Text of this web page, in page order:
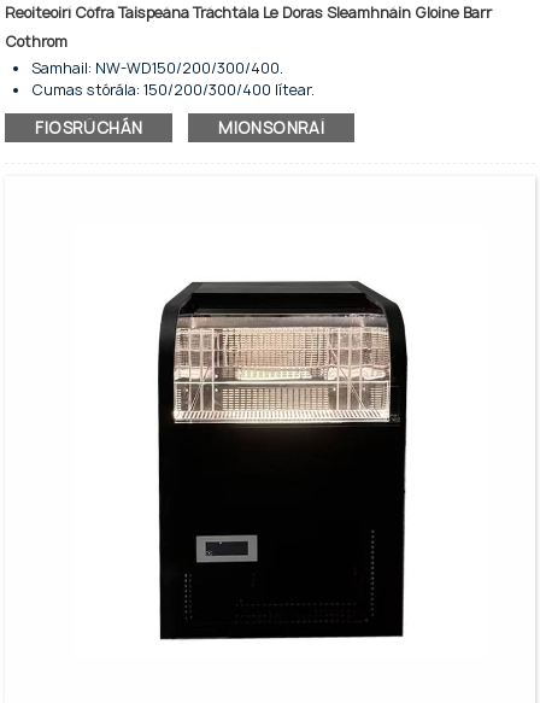
Reoiteoirí Cófra Taispeána Tráchtála Le Doras Sleamhnáin Gloine Barr
Cothrom
Samhail: NW-WD150/200/300/400.
Cumas stórála: 150/200/300/400 lítear.
Tá 4 rogha méide ar fáil.
Chun bianna a choinneáil reoite agus ar taispeáint.
Le haonad comhdhlúthaithe ionsuite.
Le lucht leanúna comhbhrúiteora.
Ardfheidhmíocht agus coigilt fuinnimh.
Tá an dath bán caighdeánach iontach.
Rothaí bun le haghaidh gluaiseachta solúbtha.
FIOSRÚCHÁN MIONSONRAÍ